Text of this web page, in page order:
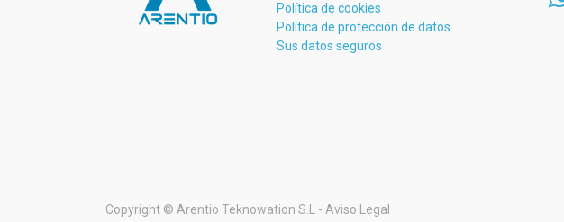
Política de cookies
Política de protección de datos
Sus datos seguros
Copyright © Arentio Teknowation S.L - Aviso Legal